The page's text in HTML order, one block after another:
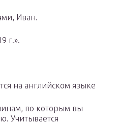
Иван.
г.».
на английском языке
по которым вы
Учитывается